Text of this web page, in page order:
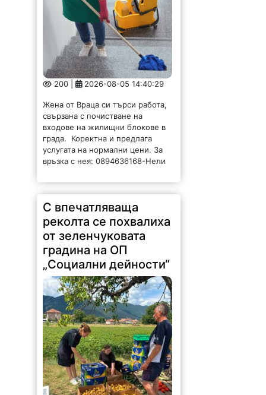
200 | 2026-08-05 14:40:29
Жена от Враца си търси работа,
свързана с почистване на
входове на жилищни блокове в
града. Коректна и предлага
услугата на нормални цени. За
връзка с нея: 0894636168-Нели
С впечатляваща
реколта се похвалиха
от зеленчуковата
градина на ОП
„Социални дейности“